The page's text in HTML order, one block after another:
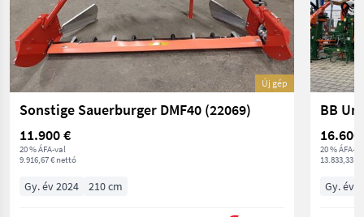
Új gép
Sonstige Sauerburger DMF40 (22069)
11.900 €
20 % ÁFA-val
9.916,67 € nettó
Gy. év 2024 210 cm
16.600
20 % ÁFA-
13.833,33 €
Gy. év